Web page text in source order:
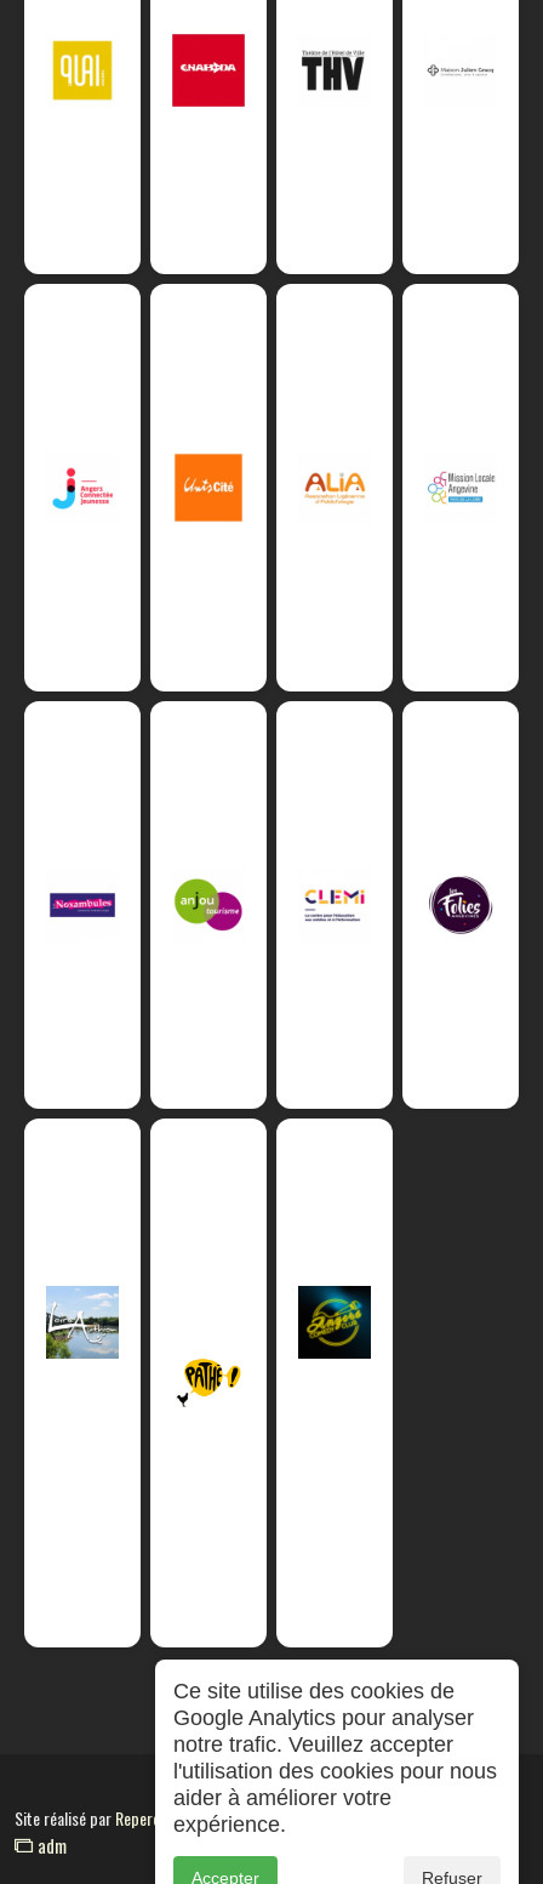
Site réalisé parRepereCom
adm
Ce site utilise des cookies de
Google Analytics pour analyser
notre trafic. Veuillez accepter
l'utilisation des cookies pour nous
aider à améliorer votre
expérience.
Accepter Refuser